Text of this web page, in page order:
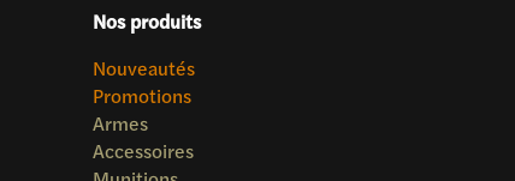
Nos produits
Nouveautés
Promotions
Armes
Accessoires